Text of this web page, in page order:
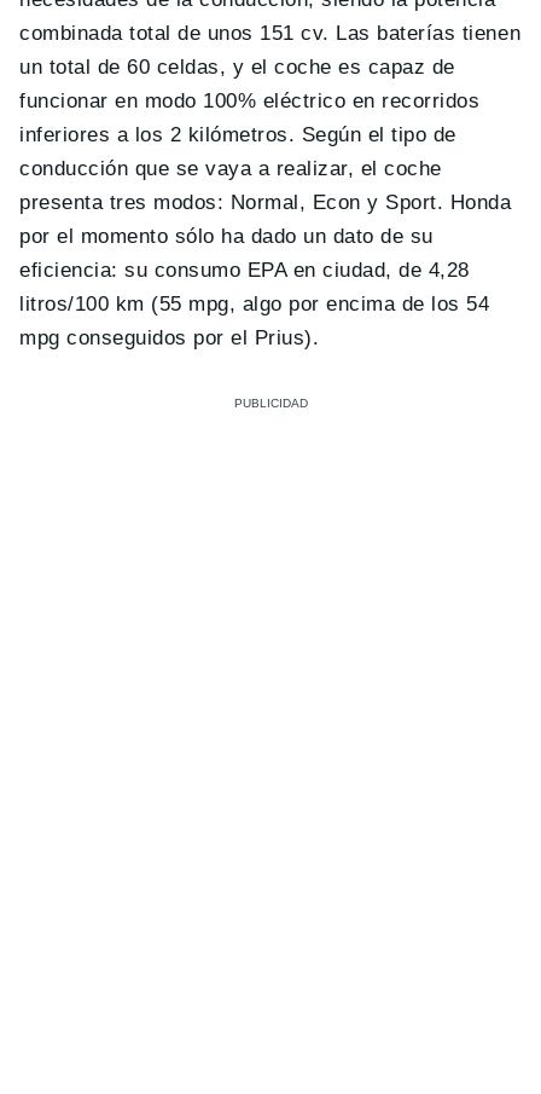
combinada total de unos 151 cv. Las baterías tienen
un total de 60 celdas, y el coche es capaz de
funcionar en modo 100% eléctrico en recorridos
inferiores a los 2 kilómetros. Según el tipo de
conducción que se vaya a realizar, el coche
presenta tres modos: Normal, Econ y Sport. Honda
por el momento sólo ha dado un dato de su
eficiencia: su consumo EPA en ciudad, de 4,28
litros/100 km (55 mpg, algo por encima de los 54
mpg conseguidos por el Prius).